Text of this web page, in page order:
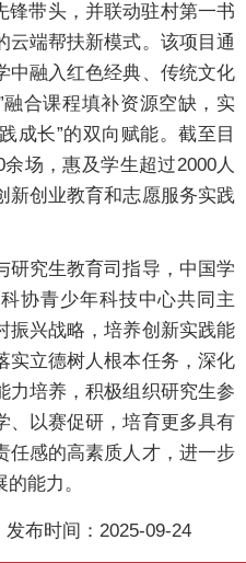
锋带头，并联动驻村第一书
云端帮扶新模式。该项目通
中融入红色经典、传统文化
合课程填补资源空缺，实
成长”的双向赋能。截至目
场，惠及学生超过2000人
新创业教育和志愿服务实践
研究生教育司指导，中国学
协青少年科技中心共同主
振兴战略，培养创新实践能
实立德树人根本任务，深化
力培养，积极组织研究生参
、以赛促研，培育更多具有
任感的高素质人才，进一步
能力。
发布时间：2025-09-24